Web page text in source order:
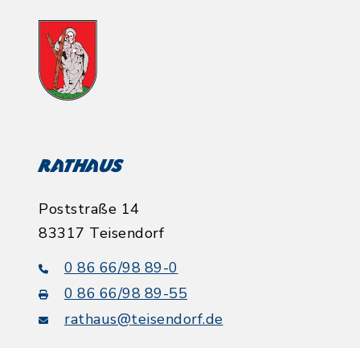
Rathaus
Poststraße 14
83317 Teisendorf
0 86 66/98 89-0
0 86 66/98 89-55
rathaus@teisendorf.de